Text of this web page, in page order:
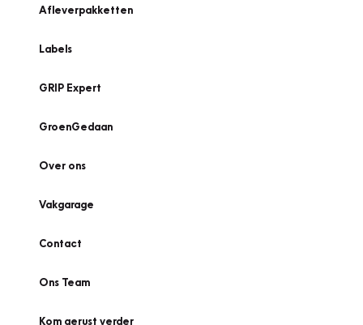
Afleverpakketten
Labels
GRIP Expert
GroenGedaan
Over ons
Vakgarage
Contact
Ons Team
Kom gerust verder